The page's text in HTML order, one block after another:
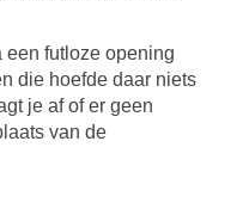
een futloze opening
die hoefde daar niets
je af of er geen
van de